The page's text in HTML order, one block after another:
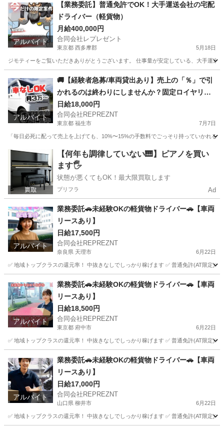
アルバイト
【業務委託】普通免許でOK！大手運送会社の宅配
ドライバー（軽貨物）
月給400,000円
合同会社レプレゼント
東京都 西多摩郡 5月18日
ジモティーをご覧いただきありがとうございます。 仕事量が安定している、大手運
物流 積み込み
アルバイト
🚚【経験者急募/車両貸出あり】売上の「％」で引
かれるのは終わりにしませんか？固定ロイヤリテ
ィ1日1000円で手取りを最大化！🔥
日給18,000円
合同会社REPREZNT
東京都 福生市 7月7日
「毎日必死に配って売上を上げても、10%〜15%の手数料でごっそり持っていかれ
東京 福生市 物流 ロイヤリティ
【何年も調律していない🎹】ピアノを買い
ます🖐️
状態が悪くてもOK！最大限買取します
プリフラ Ad
アルバイト
業務委託🚗未経験OKの軽貨物ドライバー🚗【車両
リースあり】
日給17,500円
合同会社REPREZNT
奈良県 天理市 6月22日
✅ 地域トップクラスの還元率！ 中抜きなしでしっかり稼げます ✅ 普通免許(AT限定)1
物流 荷物
アルバイト
業務委託🚗未経験OKの軽貨物ドライバー🚗【車両
リースあり】
日給18,500円
合同会社REPREZNT
東京都 府中市 6月22日
✅ 地域トップクラスの還元率！ 中抜きなしでしっかり稼げます ✅ 普通免許(AT限定)1
物流 荷物
アルバイト
業務委託🚗未経験OKの軽貨物ドライバー🚗【車両
リースあり】
日給17,000円
合同会社REPREZNT
山口県 柳井市 6月22日
✅ 地域トップクラスの還元率！ 中抜きなしでしっかり稼げます ✅ 普通免許(AT限定)1